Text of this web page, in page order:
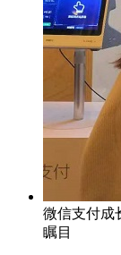
微信支付成
瞩目